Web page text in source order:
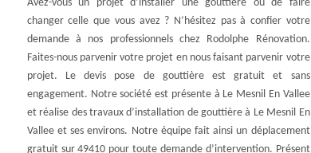
Avez-vous un projet d’installer une gouttière ou de faire
changer celle que vous avez ? N’hésitez pas à confier votre
demande à nos professionnels chez Rodolphe Rénovation.
Faites-nous parvenir votre projet en nous faisant parvenir votre
projet. Le devis pose de gouttière est gratuit et sans
engagement. Notre société est présente à Le Mesnil En Vallee
et réalise des travaux d’installation de gouttière à Le Mesnil En
Vallee et ses environs. Notre équipe fait ainsi un déplacement
gratuit sur 49410 pour toute demande d’intervention. Présent